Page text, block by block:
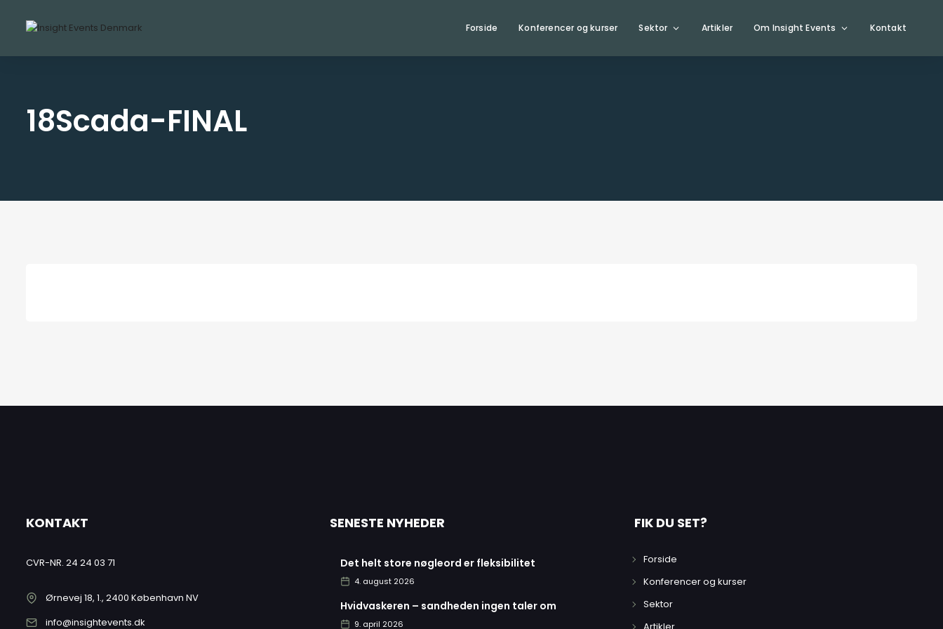
Forside Konferencer og kurser Sektor Artikler Om Insight Events Kontakt
18Scada-FINAL
KONTAKT
CVR-NR. 24 24 03 71
Ørnevej 18, 1., 2400 København NV
info@insightevents.dk
SENESTE NYHEDER
Det helt store nøgleord er fleksibilitet
4. august 2026
Hvidvaskeren – sandheden ingen taler om
9. april 2026
FIK DU SET?
Forside
Konferencer og kurser
Sektor